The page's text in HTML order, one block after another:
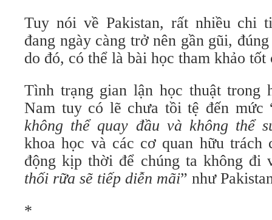
Tuy nói về Pakistan, rất nhiều chi
đang ngày càng trở nên gần gũi,
do đó, có thể là bài học tham khảo tốt
Tình trạng gian lận học thuật trong
Nam tuy có lẽ chưa tồi tệ đến mức
không thể quay đầu và không thể
khoa học và các cơ quan hữu trách
động kịp thời để chúng ta không đi
thối rữa sẽ tiếp diễn mãi” như
*